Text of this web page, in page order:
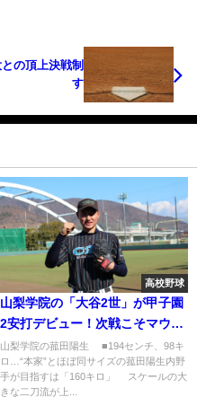
の頂上決戦制
す
高校野球
山梨学院の「大谷2世」が甲子園
2安打デビュー！次戦こそマウン
ドに立つ
山梨学院の菰田陽生 ■194センチ、98キ
ロ…“本家”とほぼ同サイズの菰田陽生内野
手が目指すは「160キロ」 スケールの大
きな二刀流が上...